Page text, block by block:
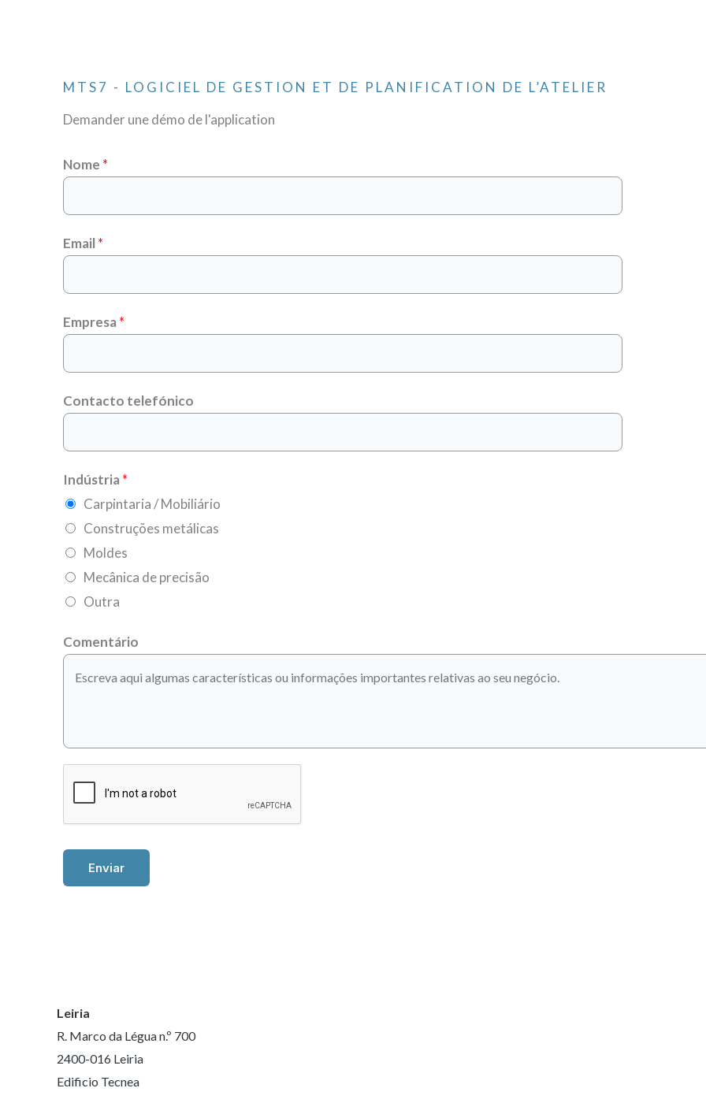
MTS7 - LOGICIEL DE GESTION ET DE PLANIFICATION DE L’ATELIER
Demander une démo de l'application
Nome *
Email *
Empresa *
Contacto telefónico
Indústria *
Carpintaria / Mobiliário
Construções metálicas
Moldes
Mecânica de precisão
Outra
Comentário
Enviar
Leiria
R. Marco da Légua n.º 700
2400-016 Leiria
Edificio Tecnea